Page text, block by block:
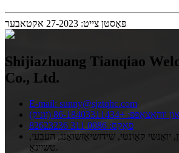
פּאָסטן צייט: 27-2023 אקטאבער
Shijiazhuang Tianqiao
Co., Ltd.
E-mail: sunny@sjztqhc.com
+86-18403311434 (זוניק)
פאַקס: 0086 311 82623236
יואַנשי קאָונטי, שידזשיאַזשואַנג, העבעי,
טשיינאַ.